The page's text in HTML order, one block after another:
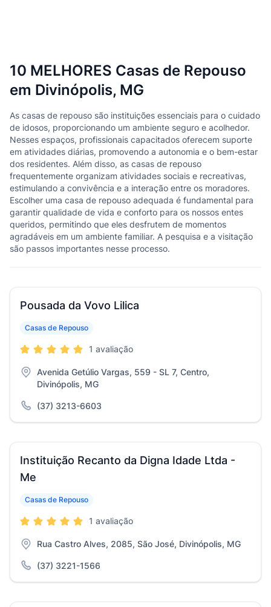
10 MELHORES Casas de Repouso
em Divinópolis, MG
As casas de repouso são instituições essenciais para o cuidado
de idosos, proporcionando um ambiente seguro e acolhedor.
Nesses espaços, profissionais capacitados oferecem suporte
em atividades diárias, promovendo a autonomia e o bem-estar
dos residentes. Além disso, as casas de repouso
frequentemente organizam atividades sociais e recreativas,
estimulando a convivência e a interação entre os moradores.
Escolher uma casa de repouso adequada é fundamental para
garantir qualidade de vida e conforto para os nossos entes
queridos, permitindo que eles desfrutem de momentos
agradáveis em um ambiente familiar. A pesquisa e a visitação
são passos importantes nesse processo.
Pousada da Vovo Lilica
Casas de Repouso
1 avaliação
Avenida Getúlio Vargas, 559 - SL 7, Centro,
Divinópolis, MG
(37) 3213-6603
Instituição Recanto da Digna Idade Ltda -
Me
Casas de Repouso
1 avaliação
Rua Castro Alves, 2085, São José, Divinópolis, MG
(37) 3221-1566